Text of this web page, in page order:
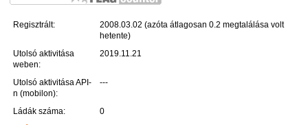
Regisztrált:
2008.03.02 (azóta átlagosan 0.2 megtalálása volt
hetente)
Utolsó aktivitása
weben:
2019.11.21
Utolsó aktivitása API-
n (mobilon):
---
Ládák száma:
0